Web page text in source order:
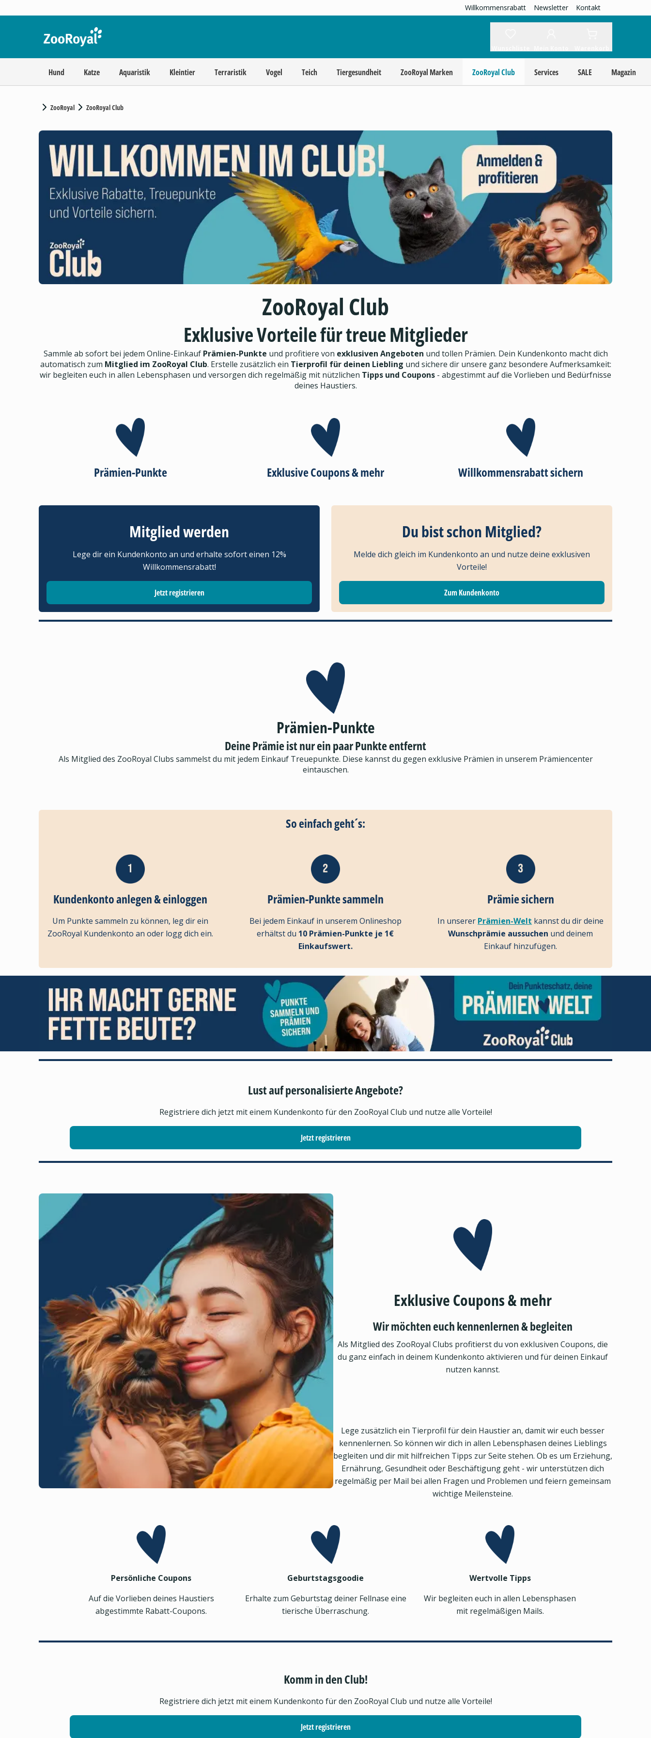
Willkommensrabatt Newsletter Kontakt
Hund Katze Aquaristik Kleintier Terraristik Vogel Teich Tiergesundheit ZooRoyal Marken ZooRoyal Club Services SALE Magazin
ZooRoyal ZooRoyal Club
ZooRoyal Club
Exklusive Vorteile für treue Mitglieder
Sammle ab sofort bei jedem Online-Einkauf Prämien-Punkte und profitiere von exklusiven Angeboten und tollen Prämien. Dein Kundenkonto macht dich
automatisch zum Mitglied im ZooRoyal Club. Erstelle zusätzlich ein Tierprofil für deinen Liebling und sichere dir unsere ganz besondere Aufmerksamkeit:
wir begleiten euch in allen Lebensphasen und versorgen dich regelmäßig mit nützlichen Tipps und Coupons - abgestimmt auf die Vorlieben und Bedürfnisse
deines Haustiers.
Prämien-Punkte Exklusive Coupons & mehr Willkommensrabatt sichern
Mitglied werden
Lege dir ein Kundenkonto an und erhalte sofort einen 12%
Willkommensrabatt!
Jetzt registrieren
Du bist schon Mitglied?
Melde dich gleich im Kundenkonto an und nutze deine exklusiven
Vorteile!
Zum Kundenkonto
Prämien-Punkte
Deine Prämie ist nur ein paar Punkte entfernt
Als Mitglied des ZooRoyal Clubs sammelst du mit jedem Einkauf Treuepunkte. Diese kannst du gegen exklusive Prämien in unserem Prämiencenter
eintauschen.
So einfach geht´s:
Kundenkonto anlegen & einloggen
Um Punkte sammeln zu können, leg dir ein
ZooRoyal Kundenkonto an oder logg dich ein.
Prämien-Punkte sammeln
Bei jedem Einkauf in unserem Onlineshop
erhältst du 10 Prämien-Punkte je 1€
Einkaufswert.
Prämie sichern
In unserer Prämien-Welt kannst du dir deine
Wunschprämie aussuchen und deinem
Einkauf hinzufügen.
Lust auf personalisierte Angebote?
Registriere dich jetzt mit einem Kundenkonto für den ZooRoyal Club und nutze alle Vorteile!
Jetzt registrieren
Exklusive Coupons & mehr
Wir möchten euch kennenlernen & begleiten
Als Mitglied des ZooRoyal Clubs profitierst du von exklusiven Coupons, die
du ganz einfach in deinem Kundenkonto aktivieren und für deinen Einkauf
nutzen kannst.
Lege zusätzlich ein Tierprofil für dein Haustier an, damit wir euch besser
kennenlernen. So können wir dich in allen Lebensphasen deines Lieblings
begleiten und dir mit hilfreichen Tipps zur Seite stehen. Ob es um Erziehung,
Ernährung, Gesundheit oder Beschäftigung geht - wir unterstützen dich
regelmäßig per Mail bei allen Fragen und Problemen und feiern gemeinsam
wichtige Meilensteine.
Persönliche Coupons
Auf die Vorlieben deines Haustiers
abgestimmte Rabatt-Coupons.
Geburtstagsgoodie
Erhalte zum Geburtstag deiner Fellnase eine
tierische Überraschung.
Wertvolle Tipps
Wir begleiten euch in allen Lebensphasen
mit regelmäßigen Mails.
Komm in den Club!
Registriere dich jetzt mit einem Kundenkonto für den ZooRoyal Club und nutze alle Vorteile!
Jetzt registrieren